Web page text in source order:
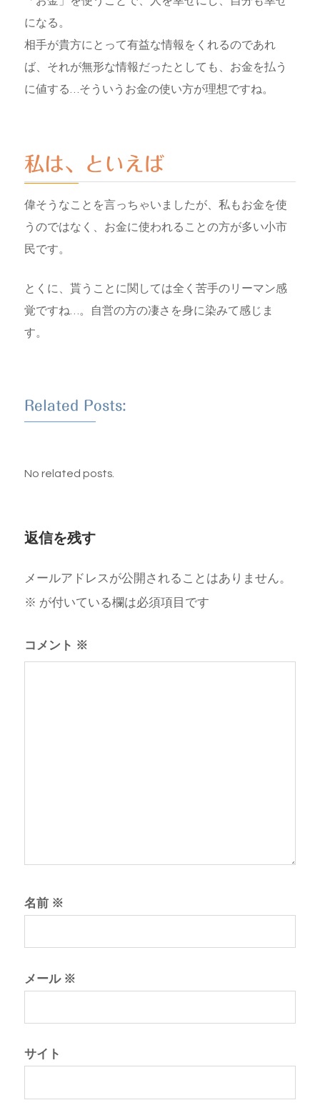
になる。
相手が貴方にとって有益な情報をくれるのであれ
ば、それが無形な情報だったとしても、お金を払う
に値する…そういうお金の使い方が理想ですね。
私は、といえば
偉そうなことを言っちゃいましたが、私もお金を使
うのではなく、お金に使われることの方が多い小市
民です。
とくに、貰うことに関しては全く苦手のリーマン感
覚ですね…。自営の方の凄さを身に染みて感じま
す。
Related Posts:
No related posts.
返信を残す
メールアドレスが公開されることはありません。
※ が付いている欄は必須項目です
コメント ※
名前 ※
メール ※
サイト